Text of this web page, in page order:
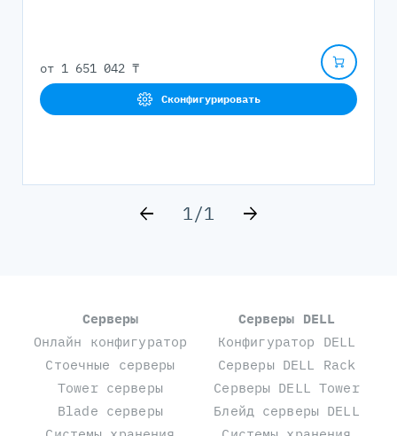
от 1 651 042 ₸
Сконфигурировать
1/1
Серверы
Онлайн конфигуратор
Стоечные серверы
Tower серверы
Blade серверы
Серверы DELL
Конфигуратор DELL
Серверы DELL Rack
Серверы DELL Tower
Блейд серверы DELL